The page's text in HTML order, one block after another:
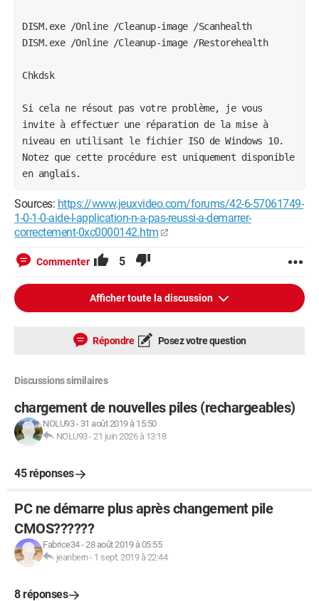
DISM.exe /Online /Cleanup-image /Scanhealth
DISM.exe /Online /Cleanup-image /Restorehealth
Chkdsk
Si cela ne résout pas votre problème, je vous
invite à effectuer une réparation de la mise à
niveau en utilisant le fichier ISO de Windows 10.
Notez que cette procédure est uniquement disponible
en anglais.
Sources: https://www.jeuxvideo.com/forums/42-6-57061749-
1-0-1-0-aide-l-application-n-a-pas-reussi-a-demarrer-
correctement-0xc0000142.htm
Commenter 5
Afficher toute la discussion
Répondre Posez votre question
Discussions similaires
chargement de nouvelles piles (rechargeables)
NOLU93- 31 août 2019 à 15:50
NOLU93-21 juin 2026 à 13:18
45 réponses
PC ne démarre plus après changement pile
CMOS??????
Fabrice34-28 août 2019 à 05:55
jeanbern- 1 sept. 2019 à 22:44
8 réponses